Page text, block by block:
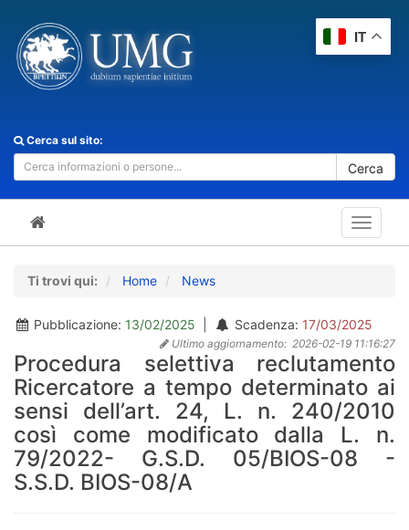
Cerca sul sito:
Cerca
Toggle
Ti trovi qui: Home News
Pubblicazione: 13/02/2025 Scadenza: 17/03/2025
Ultimo aggiornamento: 2026-02-19 11:16:27
Procedura selettiva reclutamento
Ricercatore a tempo determinato ai
sensi dell’art. 24, L. n. 240/2010
così come modificato dalla L. n.
79/2022- G.S.D. 05/BIOS-08 -
S.S.D. BIOS-08/A
IT